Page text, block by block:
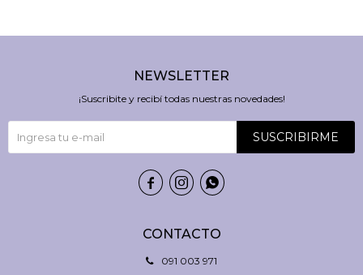
CONTACTO
091 003 971
NEWSLETTER
¡Suscribite y recibí todas nuestras novedades!
SUSCRIBIRME
  